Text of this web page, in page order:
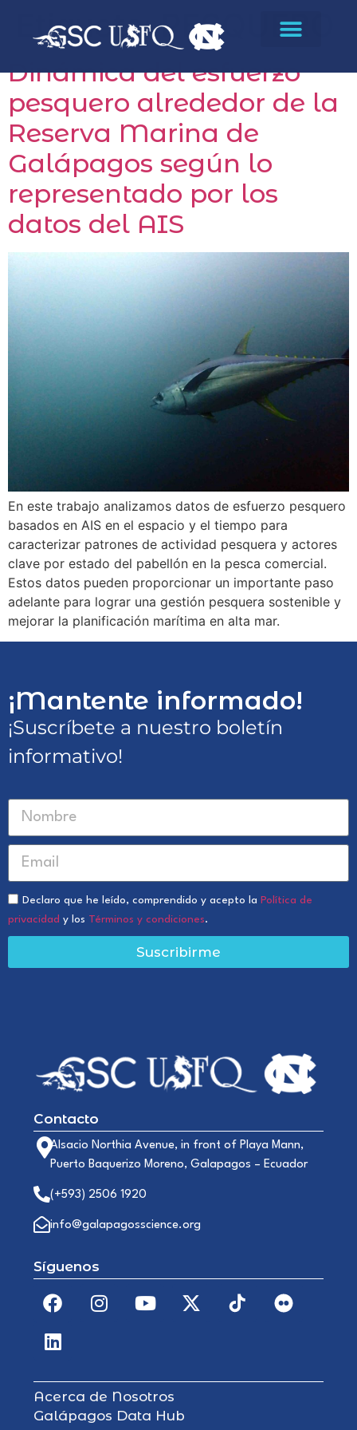
Etiqueta:PESQUERO
Dinámica del esfuerzo
pesquero alrededor de la
Reserva Marina de
Galápagos según lo
representado por los
datos del AIS
En este trabajo analizamos datos de esfuerzo pesquero
basados ​​en AIS en el espacio y el tiempo para
caracterizar patrones de actividad pesquera y actores
clave por estado del pabellón en la pesca comercial.
Estos datos pueden proporcionar un importante paso
adelante para lograr una gestión pesquera sostenible y
mejorar la planificación marítima en alta mar.
¡Mantente informado!
¡Suscríbete a nuestro boletín
informativo!
Declaro que he leído, comprendido y acepto la Política de
privacidad y los Términos y condiciones.
Suscribirme
Contacto
Alsacio Northia Avenue, in front of Playa Mann,
Puerto Baquerizo Moreno, Galapagos – Ecuador
(+593) 2506 1920
info@galapagosscience.org
Síguenos
Acerca de Nosotros
Galápagos Data Hub